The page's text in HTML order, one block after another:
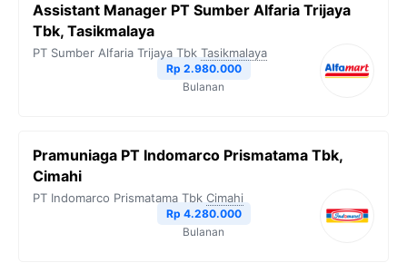
Assistant Manager PT Sumber Alfaria Trijaya
Tbk, Tasikmalaya
PT Sumber Alfaria Trijaya Tbk Tasikmalaya
Rp 2.980.000
Bulanan
Pramuniaga PT Indomarco Prismatama Tbk,
Cimahi
PT Indomarco Prismatama Tbk Cimahi
Rp 4.280.000
Bulanan